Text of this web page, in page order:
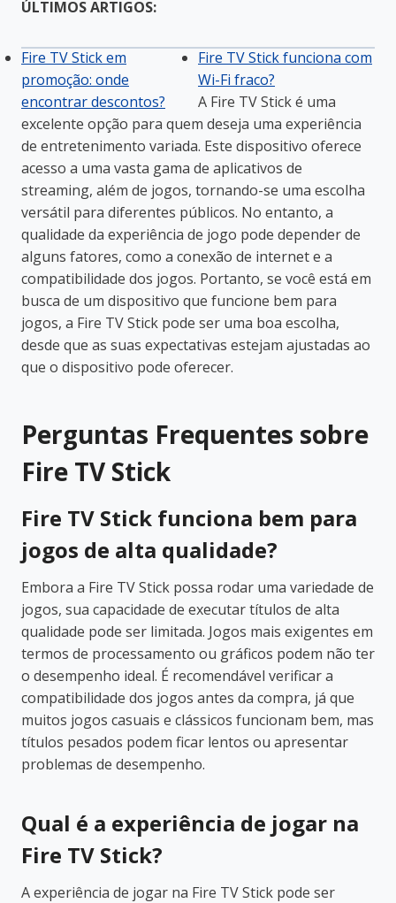
ÚLTIMOS ARTIGOS:
Fire TV Stick em
promoção: onde
encontrar descontos?
Fire TV Stick funciona com
Wi-Fi fraco?
A Fire TV Stick é uma
excelente opção para quem deseja uma experiência
de entretenimento variada. Este dispositivo oferece
acesso a uma vasta gama de aplicativos de
streaming, além de jogos, tornando-se uma escolha
versátil para diferentes públicos. No entanto, a
qualidade da experiência de jogo pode depender de
alguns fatores, como a conexão de internet e a
compatibilidade dos jogos. Portanto, se você está em
busca de um dispositivo que funcione bem para
jogos, a Fire TV Stick pode ser uma boa escolha,
desde que as suas expectativas estejam ajustadas ao
que o dispositivo pode oferecer.
Perguntas Frequentes sobre
Fire TV Stick
Fire TV Stick funciona bem para
jogos de alta qualidade?
Embora a Fire TV Stick possa rodar uma variedade de
jogos, sua capacidade de executar títulos de alta
qualidade pode ser limitada. Jogos mais exigentes em
termos de processamento ou gráficos podem não ter
o desempenho ideal. É recomendável verificar a
compatibilidade dos jogos antes da compra, já que
muitos jogos casuais e clássicos funcionam bem, mas
títulos pesados podem ficar lentos ou apresentar
problemas de desempenho.
Qual é a experiência de jogar na
Fire TV Stick?
A experiência de jogar na Fire TV Stick pode ser